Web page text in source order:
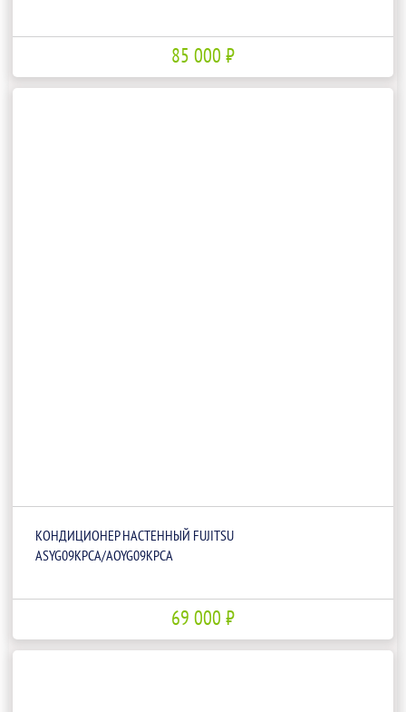
85 000 ₽
КОНДИЦИОНЕР НАСТЕННЫЙ FUJITSU
ASYG09KPCA/AOYG09KPCA
69 000 ₽